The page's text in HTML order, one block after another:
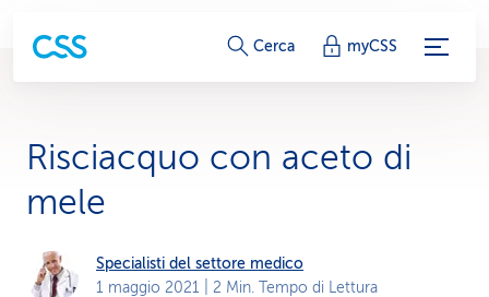
c
g
Cerca myCSS
Risciacquo con aceto di
mele
Specialisti del settore medico
1 maggio 2021 | 2 Min. Tempo di Lettura